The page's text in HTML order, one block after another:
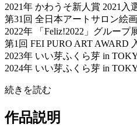
2021年 かわうそ新人賞 2021入
第31回 全日本アートサロン絵
2022年 「Feliz!2022」グループ
第1回 FEI PURO ART AWARD
2023年 いい芽ふくら芽 in
2024年 いい芽ふくら芽 in
続きを読む
作品説明